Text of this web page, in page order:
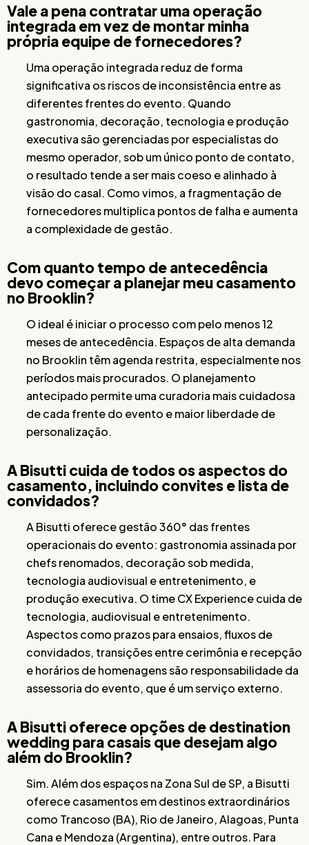
Vale a pena contratar uma operação
integrada em vez de montar minha
própria equipe de fornecedores?
Uma operação integrada reduz de forma
significativa os riscos de inconsistência entre as
diferentes frentes do evento. Quando
gastronomia, decoração, tecnologia e produção
executiva são gerenciadas por especialistas do
mesmo operador, sob um único ponto de contato,
o resultado tende a ser mais coeso e alinhado à
visão do casal. Como vimos, a fragmentação de
fornecedores multiplica pontos de falha e aumenta
a complexidade de gestão.
Com quanto tempo de antecedência
devo começar a planejar meu casamento
no Brooklin?
O ideal é iniciar o processo com pelo menos 12
meses de antecedência. Espaços de alta demanda
no Brooklin têm agenda restrita, especialmente nos
períodos mais procurados. O planejamento
antecipado permite uma curadoria mais cuidadosa
de cada frente do evento e maior liberdade de
personalização.
A Bisutti cuida de todos os aspectos do
casamento, incluindo convites e lista de
convidados?
A Bisutti oferece gestão 360° das frentes
operacionais do evento: gastronomia assinada por
chefs renomados, decoração sob medida,
tecnologia audiovisual e entretenimento, e
produção executiva. O time CX Experience cuida de
tecnologia, audiovisual e entretenimento.
Aspectos como prazos para ensaios, fluxos de
convidados, transições entre cerimônia e recepção
e horários de homenagens são responsabilidade da
assessoria do evento, que é um serviço externo.
A Bisutti oferece opções de destination
wedding para casais que desejam algo
além do Brooklin?
Sim. Além dos espaços na Zona Sul de SP, a Bisutti
oferece casamentos em destinos extraordinários
como Trancoso (BA), Rio de Janeiro, Alagoas, Punta
Cana e Mendoza (Argentina), entre outros. Para